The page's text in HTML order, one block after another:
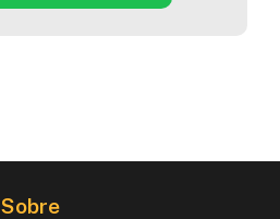
Sobre